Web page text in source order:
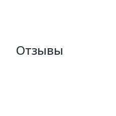
Отзывы